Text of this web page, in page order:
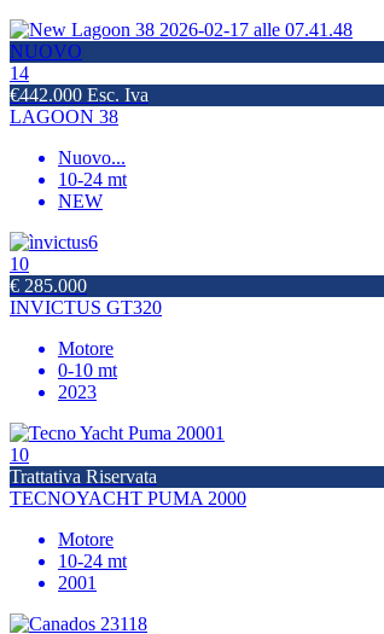
NUOVO
14
€442.000 Esc. Iva
LAGOON 38
Nuovo...
10-24 mt
NEW
10
€ 285.000
INVICTUS GT320
Motore
0-10 mt
2023
10
Trattativa Riservata
TECNOYACHT PUMA 2000
Motore
10-24 mt
2001